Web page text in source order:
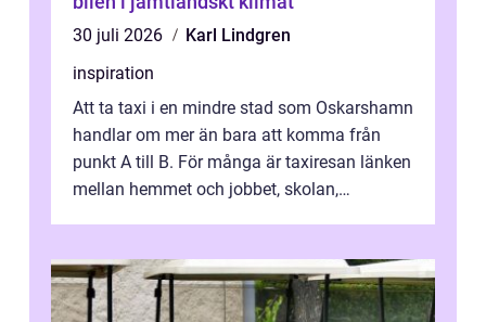
30 juli 2026
Karl Lindgren
inspiration
Att ta taxi i en mindre stad som Oskarshamn
handlar om mer än bara att komma från
punkt A till B. För många är taxiresan länken
mellan hemmet och jobbet, skolan,